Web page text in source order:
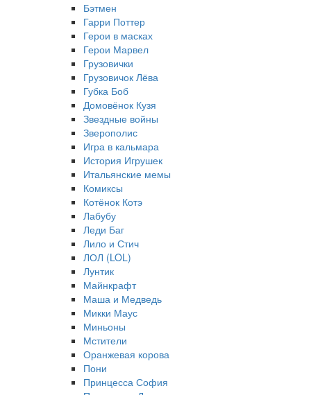
Бэтмен
Гарри Поттер
Герои в масках
Герои Марвел
Грузовички
Грузовичок Лёва
Губка Боб
Домовёнок Кузя
Звездные войны
Зверополис
Игра в кальмара
История Игрушек
Итальянские мемы
Комиксы
Котёнок Котэ
Лабубу
Леди Баг
Лило и Стич
ЛОЛ (LOL)
Лунтик
Майнкрафт
Маша и Медведь
Микки Маус
Миньоны
Мстители
Оранжевая корова
Пони
Принцесса София